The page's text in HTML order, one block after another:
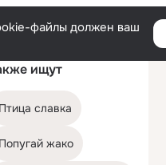
файлы должен ваш
ищут
Птица славка
Попугай жако